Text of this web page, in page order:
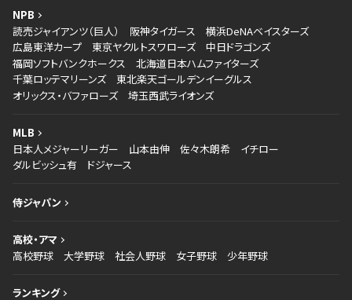
NPB
読売ジャイアンツ（巨人）
阪神タイガース
横浜DeNAベイスターズ
広島東洋カープ
東京ヤクルトスワローズ
中日ドラゴンズ
福岡ソフトバンクホークス
北海道日本ハムファイターズ
千葉ロッテマリーンズ
東北楽天ゴールデンイーグルス
オリックス・バファローズ
埼玉西武ライオンズ
MLB
日本人メジャーリーガー
山本由伸 佐々木朗希
イチロー
ダルビッシュ有
ドジャース
侍ジャパン
高校・アマ
高校野球
大学野球 社会人野球 女子野球 少年野球
ランキング